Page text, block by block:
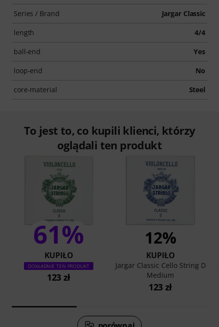
Series / Brand Jargar Classic
length 4/4
ball-end Yes
loop-end No
core-material Steel
To jest to, co kupili klienci, którzy
oglądali ten produkt
61%
KUPIŁO
DOKŁADNIE TEN PRODUKT
123 zł
12%
KUPIŁO
Jargar Classic Cello String D
Medium
123 zł